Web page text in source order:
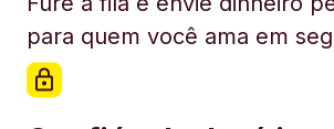
para quem você ama em